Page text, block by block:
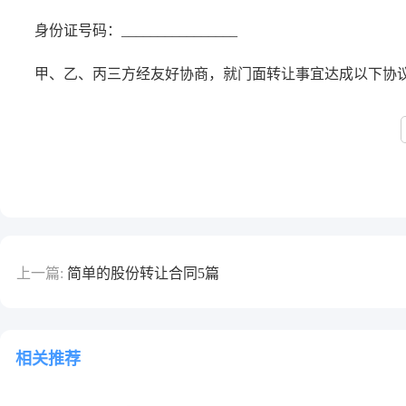
身份证号码：________________
甲、乙、丙三方经友好协商，就门面转让事宜达成以下协
上一篇: 简单的股份转让合同5篇
相关推荐